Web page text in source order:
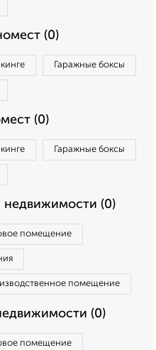
(0)
Гаражные боксы
(0)
Гаражные боксы
недвижимости (0)
помещение
помещение
(0)
помещение